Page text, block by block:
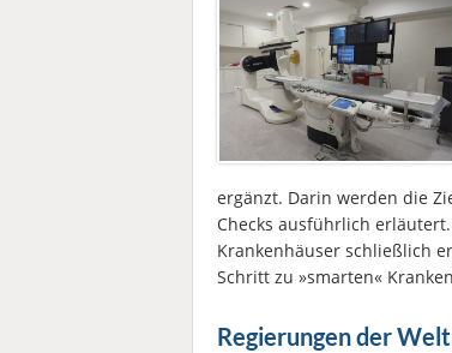
ergänzt. Darin werden die
Checks ausführlich
Krankenhäuser schließlich
Schritt zu »smarten«
Regierungen der